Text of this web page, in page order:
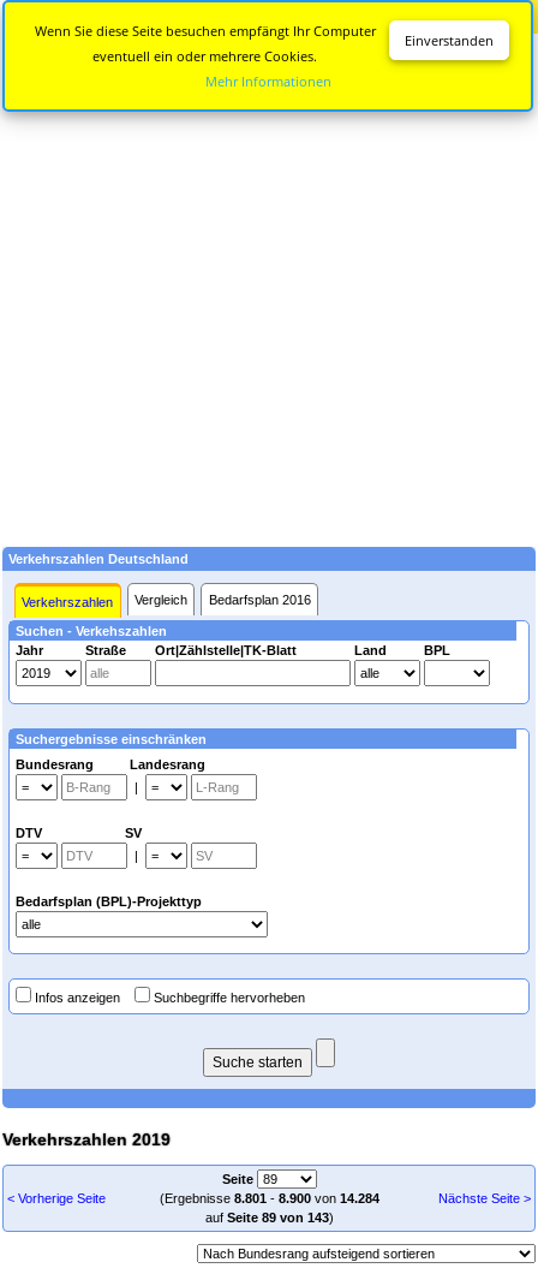
Verkehrszahlen Deutschland
Verkehrszahlen Vergleich Bedarfsplan 2016
Suchen - Verkehszahlen
Jahr
Straße Ort|Zählstelle|TK-Blatt Land BPL
Suchergebnisse einschränken
Bundesrang Landesrang
|
DTV SV
|
Bedarfsplan (BPL)-Projekttyp
Infos anzeigen Suchbegriffe hervorheben
Verkehrszahlen 2019
< Vorherige Seite
Seite
(Ergebnisse 8.801- 8.900von 14.284
auf Seite 89 von 143)
Nächste Seite >
Einverstanden
Wenn Sie diese Seite besuchen empfängt Ihr Computer
eventuell ein oder mehrere Cookies.
Mehr Informationen